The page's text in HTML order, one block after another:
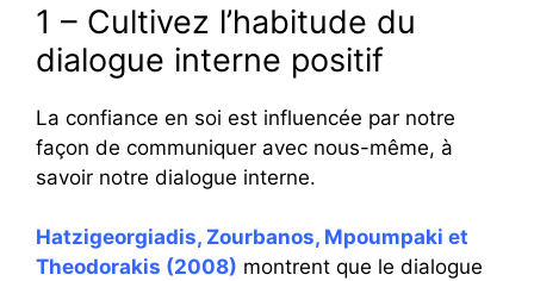
1 – Cultivez l’habitude du
dialogue interne positif
La confiance en soi est influencée par notre
façon de communiquer avec nous-même, à
savoir notre dialogue interne.
Hatzigeorgiadis, Zourbanos, Mpoumpaki et
Theodorakis (2008) montrent que le dialogue